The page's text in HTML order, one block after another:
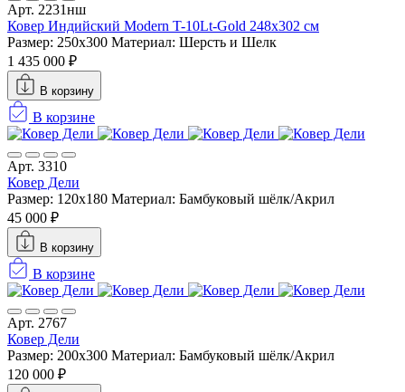
Арт. 2231нш
Ковер Индийский Modern T-10Lt-Gold 248x302 см
Размер: 250x300 Материал: Шерсть и Шелк
1 435 000 ₽
В корзину
В корзине
Арт. 3310
Ковер Дели
Размер: 120x180 Материал: Бамбуковый шёлк/Акрил
45 000 ₽
В корзину
В корзине
Арт. 2767
Ковер Дели
Размер: 200x300 Материал: Бамбуковый шёлк/Акрил
120 000 ₽